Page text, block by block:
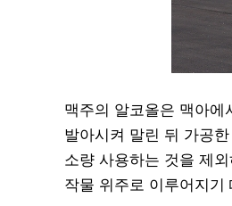
맥주의 알코올은 맥아
발아시켜 말린 뒤 가공
소량 사용하는 것을 제
작물 위주로 이루어지